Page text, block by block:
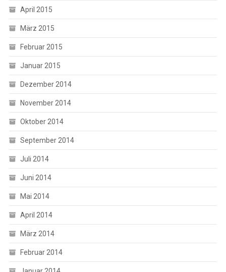
April 2015
März 2015
Februar 2015
Januar 2015
Dezember 2014
November 2014
Oktober 2014
September 2014
Juli 2014
Juni 2014
Mai 2014
April 2014
März 2014
Februar 2014